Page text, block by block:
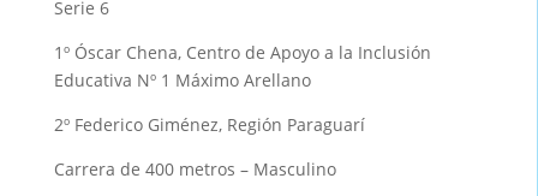
Serie 6
1º Óscar Chena, Centro de Apoyo a la Inclusión
Educativa Nº 1 Máximo Arellano
2º Federico Giménez, Región Paraguarí
Carrera de 400 metros – Masculino